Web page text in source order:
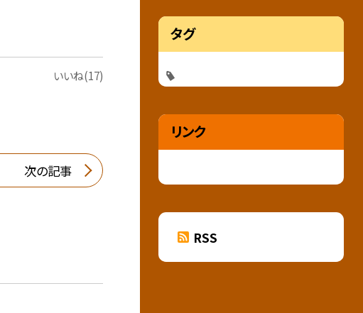
いいね(17)
次の記事
タグ
リンク
RSS